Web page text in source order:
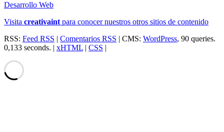
Desarrollo Web
Visita creativaint para conocer nuestros otros sitios de contenido
RSS: Feed RSS | Comentarios RSS | CMS: WordPress, 90 queries.
0,133 seconds. | xHTML | CSS |